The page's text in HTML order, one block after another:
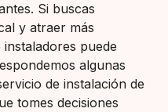
Si buscas
y atraer más
puede
algunas
de instalación de
tomes decisiones